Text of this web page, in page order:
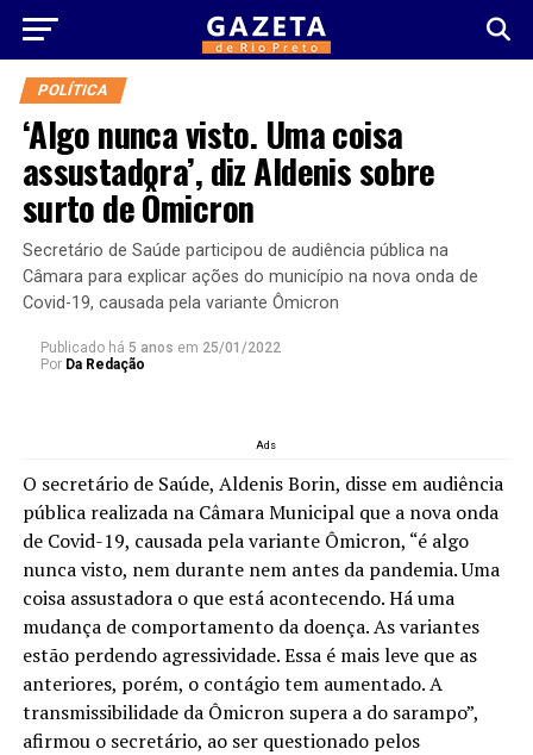
POLÍTICA
‘Algo nunca visto. Uma coisa
assustadora’, diz Aldenis sobre
surto de Ômicron
Secretário de Saúde participou de audiência pública na
Câmara para explicar ações do município na nova onda de
Covid-19, causada pela variante Ômicron
Publicado há 5 anos em 25/01/2022
Por Da Redação
Ads
O secretário de Saúde, Aldenis Borin, disse em audiência
pública realizada na Câmara Municipal que a nova onda
de Covid-19, causada pela variante Ômicron, “é algo
nunca visto, nem durante nem antes da pandemia. Uma
coisa assustadora o que está acontecendo. Há uma
mudança de comportamento da doença. As variantes
estão perdendo agressividade. Essa é mais leve que as
anteriores, porém, o contágio tem aumentado. A
transmissibilidade da Ômicron supera a do sarampo”,
afirmou o secretário, ao ser questionado pelos